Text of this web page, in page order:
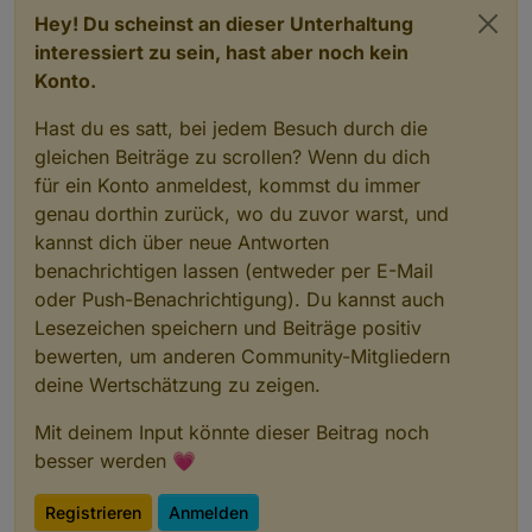
Hey! Du scheinst an dieser Unterhaltung
interessiert zu sein, hast aber noch kein
Konto.
Hast du es satt, bei jedem Besuch durch die
gleichen Beiträge zu scrollen? Wenn du dich
für ein Konto anmeldest, kommst du immer
genau dorthin zurück, wo du zuvor warst, und
kannst dich über neue Antworten
benachrichtigen lassen (entweder per E-Mail
oder Push-Benachrichtigung). Du kannst auch
Lesezeichen speichern und Beiträge positiv
bewerten, um anderen Community-Mitgliedern
deine Wertschätzung zu zeigen.
Mit deinem Input könnte dieser Beitrag noch
besser werden 💗
Registrieren Anmelden